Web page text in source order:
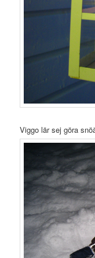
Viggo lär sej göra